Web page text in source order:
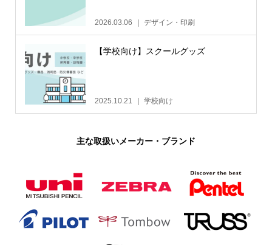
2026.03.06 デザイン・印刷
【学校向け】スクールグッズ
2025.10.21 学校向け
主な取扱いメーカー・ブランド